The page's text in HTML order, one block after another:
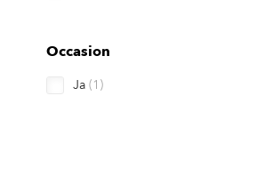
Occasion
Ja (1)